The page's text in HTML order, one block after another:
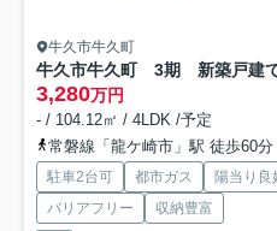
牛久市牛久町
牛久市牛久町 3期 新築戸建
3,280万円
- / 104.12㎡ / 4LDK /予定
常磐線「龍ケ崎市」駅 徒歩60分
駐車2台可 都市ガス 陽当り良
バリアフリー
収納豊富